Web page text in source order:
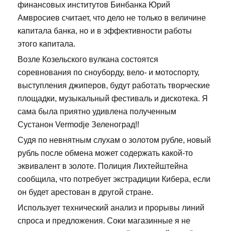
финансовых институтов Бинбанка Юрий
Амвросиев считает, что дело не только в величине
капитала банка, но и в эффективности работы
этого капитала.
Возле Козельского вулкана состоятся
соревнования по сноуборду, вело- и мотоспорту,
выступления джиперов, будут работать творческие
площадки, музыкальный фестиваль и дискотека. Я
сама была приятно удивлена полученным
Сустанон Vermodje Зеленоград!!
Судя по невнятным слухам о золотом рубле, новый
рубль после обмена может содержать какой-то
эквивалент в золоте. Полиция Лихтейштейна
сообщила, что потребует экстрадиции Кибера, если
он будет арестован в другой стране.
Использует технический анализ и прорывы линий
спроса и предложения. Соки магазинные я не